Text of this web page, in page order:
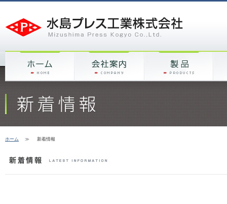
ホーム ≫ 新着情報